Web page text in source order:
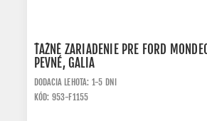
ŤAŽNÉ ZARIADENIE PRE FORD
PEVNÉ, GALIA
DODACIA LEHOTA: 1-5 DNI
KÓD: 953-F1155